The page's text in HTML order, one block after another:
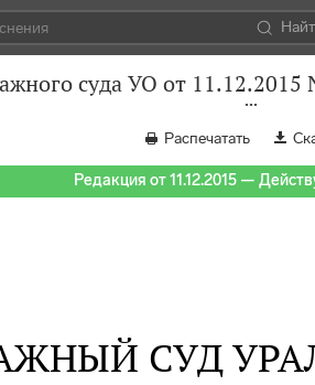
суда УО от
Распечатать
Редакция от 11.12.2015 —
СУД